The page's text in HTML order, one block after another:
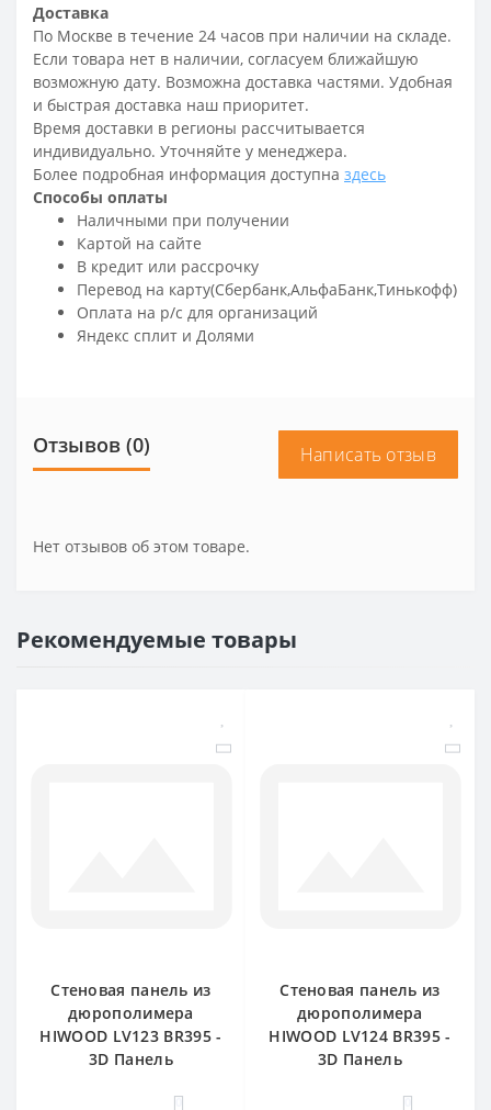
Доставка
По Москве в течение 24 часов при наличии на складе.
Если товара нет в наличии, согласуем ближайшую
возможную дату. Возможна доставка частями. Удобная
и быстрая доставка наш приоритет.
Время доставки в регионы рассчитывается
индивидуально. Уточняйте у менеджера.
Более подробная информация доступна здесь
Способы оплаты
Наличными при получении
Картой на сайте
В кредит или рассрочку
Перевод на карту(Сбербанк,АльфаБанк,Тинькофф)
Оплата на р/c для организаций
Яндекс сплит и Долями
Отзывов (0) Написать отзыв
Нет отзывов об этом товаре.
Рекомендуемые товары
Стеновая панель из
дюрополимера
HIWOOD LV123 BR395 -
3D Панель
0
Стеновая панель из
дюрополимера
HIWOOD LV124 BR395 -
3D Панель
0